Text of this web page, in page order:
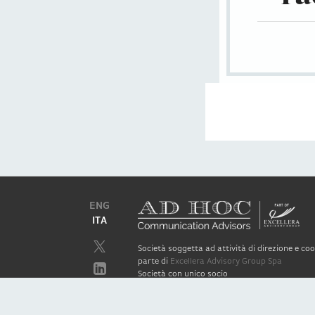
ENG
ITA
Società soggetta ad attività di direzione e
parte di Excellera Advisory Group Spa
Società con unico socio